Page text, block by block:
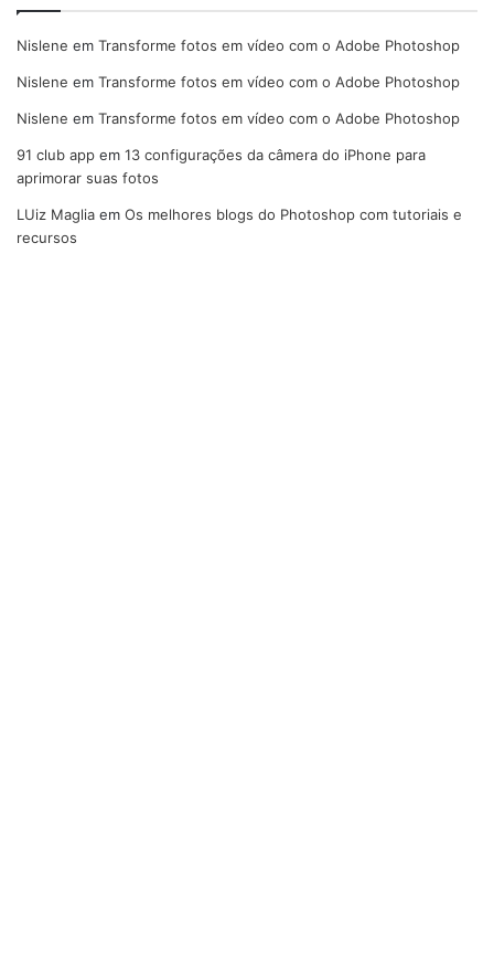
Nislene em Transforme fotos em vídeo com o Adobe Photoshop
Nislene em Transforme fotos em vídeo com o Adobe Photoshop
Nislene em Transforme fotos em vídeo com o Adobe Photoshop
91 club app em 13 configurações da câmera do iPhone para
aprimorar suas fotos
LUiz Maglia em Os melhores blogs do Photoshop com tutoriais e
recursos